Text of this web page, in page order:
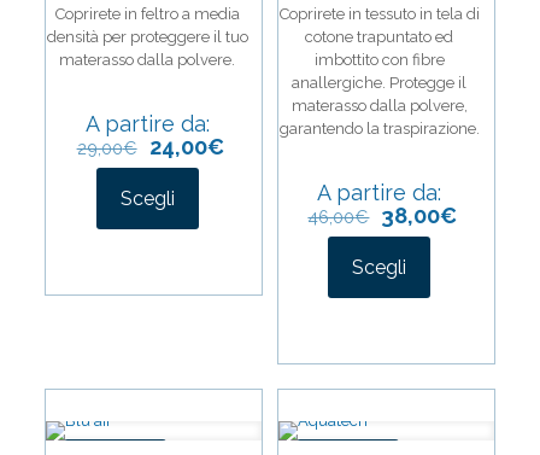
Coprirete in feltro a media
densità per proteggere il tuo
materasso dalla polvere.
A partire da:
29,00€ 24,00€
Scegli
Questo
più
possono
Coprirete in tessuto in tela di
cotone trapuntato ed
imbottito con fibre
anallergiche. Protegge il
materasso dalla polvere,
garantendo la traspirazione.
A partire da:
46,00€ 38,00€
Scegli
Questo
più
varianti.